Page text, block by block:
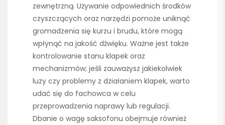
zewnętrzną. Używanie odpowiednich środków
czyszczących oraz narzędzi pomoże uniknąć
gromadzenia się kurzu i brudu, które mogą
wpłynąć na jakość dźwięku. Ważne jest także
kontrolowanie stanu klapek oraz
mechanizmów; jeśli zauważysz jakiekolwiek
luzy czy problemy z działaniem klapek, warto
udać się do fachowca w celu
przeprowadzenia naprawy lub regulacji.
Dbanie o wagę saksofonu obejmuje również